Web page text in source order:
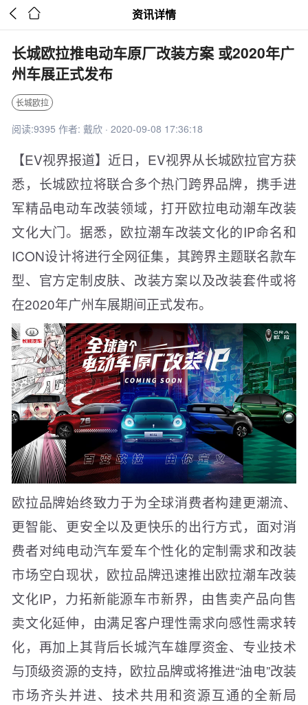
  资讯详情
长城欧拉推电动车原厂改装方案 或2020年广
州车展正式发布
长城欧拉
阅读:9395 作者: 戴欣 · 2020-09-08 17:36:18
【EV视界报道】近日，EV视界从长城欧拉官方获
悉，长城欧拉将联合多个热门跨界品牌，携手进
军精品电动车改装领域，打开欧拉电动潮车改装
文化大门。据悉，欧拉潮车改装文化的IP命名和
ICON设计将进行全网征集，其跨界主题联名款车
型、官方定制皮肤、改装方案以及改装套件或将
在2020年广州车展期间正式发布。
欧拉品牌始终致力于为全球消费者构建更潮流、
更智能、更安全以及更快乐的出行方式，面对消
费者对纯电动汽车爱车个性化的定制需求和改装
市场空白现状，欧拉品牌迅速推出欧拉潮车改装
文化IP，力拓新能源车市新界，由售卖产品向售
卖文化延伸，由满足客户理性需求向感性需求转
化，再加上其背后长城汽车雄厚资金、专业技术
与顶级资源的支持，欧拉品牌或将推进“油电”改装
市场齐头并进、技术共用和资源互通的全新局